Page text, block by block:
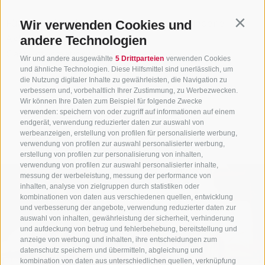
Wir verwenden Cookies und
andere Technologien
Wir und andere ausgewählte 5 Drittparteien verwenden Cookies
und ähnliche Technologien. Diese Hilfsmittel sind unerlässlich, um
die Nutzung digitaler Inhalte zu gewährleisten, die Navigation zu
verbessern und, vorbehaltlich Ihrer Zustimmung, zu Werbezwecken.
Wir können Ihre Daten zum Beispiel für folgende Zwecke
verwenden: speichern von oder zugriff auf informationen auf einem
endgerät, verwendung reduzierter daten zur auswahl von
werbeanzeigen, erstellung von profilen für personalisierte werbung,
verwendung von profilen zur auswahl personalisierter werbung,
erstellung von profilen zur personalisierung von inhalten,
verwendung von profilen zur auswahl personalisierter inhalte,
messung der werbeleistung, messung der performance von
inhalten, analyse von zielgruppen durch statistiken oder
kombinationen von daten aus verschiedenen quellen, entwicklung
und verbesserung der angebote, verwendung reduzierter daten zur
auswahl von inhalten, gewährleistung der sicherheit, verhinderung
und aufdeckung von betrug und fehlerbehebung, bereitstellung und
anzeige von werbung und inhalten, ihre entscheidungen zum
datenschutz speichern und übermitteln, abgleichung und
kombination von daten aus unterschiedlichen quellen, verknüpfung
Für die Online-Anmeldung zu den verschiedene
Aktivitäten besuchen Sie unser
GästeinformationssystemGuestnet.